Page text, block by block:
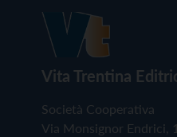
Vita Trentina
Società Cooperativa
Via Monsignor Endrici,